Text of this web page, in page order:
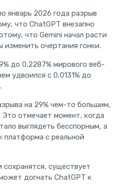
январь 2026 года разрыв
что ChatGPT внезапно
что Gemini начал расти
очертания гонки.
до 0,2287% мирового веб-
удвоился с 0,0131% до
на 29% чем-то большим,
отмечает момент, когда
выглядеть бесспорным, а
платформа с реальной
сохранятся, существует
догнать ChatGPT к